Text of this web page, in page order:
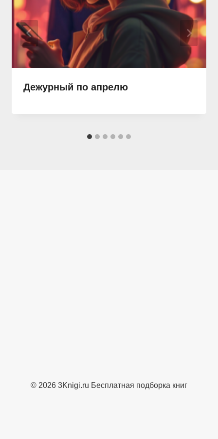
Дежурный по апрелю
© 2026 3Knigi.ru Бесплатная подборка книг